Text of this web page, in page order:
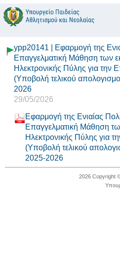
ypp20141 | Εφαρμογή της
Επαγγελματική Μάθηση των
Ηλεκτρονικής Πύλης για την
(Υποβολή τελικού
2026
29/05/2026
Εφαρμογή της Ενιαίας
Επαγγελματική Μάθηση
Ηλεκτρονικής Πύλης για
(Υποβολή τελικού
2025-2026
2026 Copyright ©